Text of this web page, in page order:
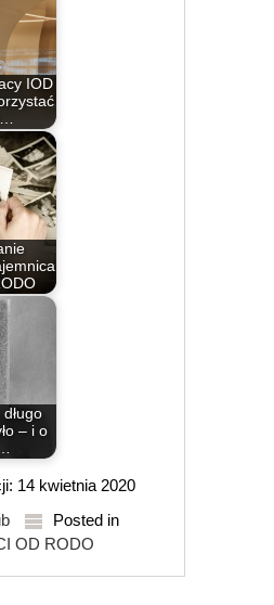
IOD
– i o
14 kwietnia 2020
Posted in
OD RODO